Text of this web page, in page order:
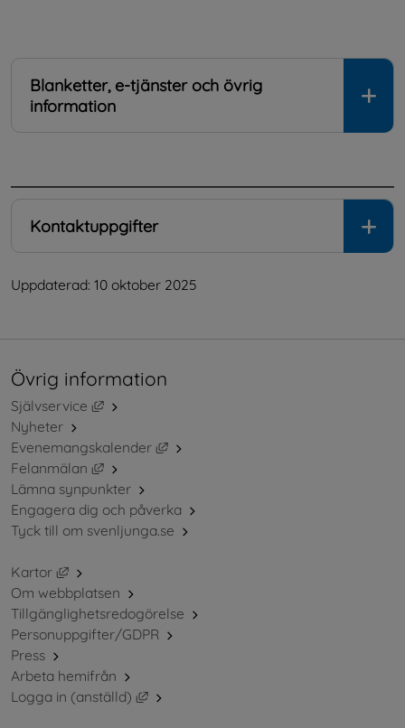
Blanketter, e-tjänster och övrig
information
Kontaktuppgifter
Uppdaterad: 10 oktober 2025
Övrig information
Självservice
Länk till annan webbplats, öppnas i nytt fönster.
Nyheter
Evenemangskalender
Länk till annan webbplats, öppnas i
Felanmälan
Länk till annan webbplats, öppnas i nytt fönster.
Lämna synpunkter
Engagera dig och påverka
Tyck till om svenljunga.se
Kartor
Länk till annan webbplats, öppnas i nytt fönster.
Om webbplatsen
Tillgänglighetsredogörelse
Personuppgifter/GDPR
Press
Arbeta hemifrån
Logga in (anställd)
Länk till annan webbplats, öppnas i nytt